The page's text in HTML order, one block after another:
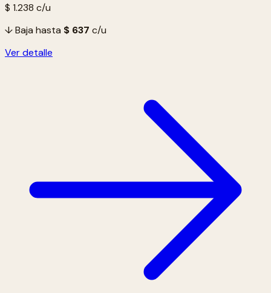
$ 1.238 c/u
↓ Baja hasta $ 637 c/u
Ver detalle